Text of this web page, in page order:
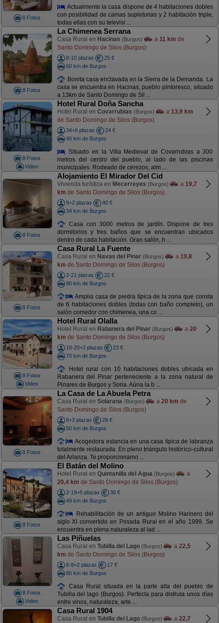
8 Fotos
Actualmente la casa dispone de 4 habitaciones dobles
con posibilidad de camas supletorias y 2 habitación triple,
todas ellas con su televisi ...
8 Fotos
La Chimenea Serrana
Casa Rural en Hacinas (Burgos) a 11 km de
Santo Domingo de Silos (Burgos)
8-10 plazas
25 €
60 km de Burgos
Bonita casa enclavada en la Sierra de la Demanda. La
casa se encuentra en Hacinas, pueblo pintoresco, situado
a 13km de Santo Domingo de Sil ...
8 Fotos
Video
Hotel Rural Doña Sancha
Hotel Rural en Covarrubias (Burgos) a 13,9 km
de Santo Domingo de Silos (Burgos)
34+6 plazas
24 €
40 km de Burgos
Situado en la Villa Medieval de Covarrubias a 300
metros del centro del pueblo, al lado de las piscinas
municipales. Rodeado de cerezos, alm ...
8 Fotos
Alojamiento El Mirador Del Cid
Vivienda turística en Mecerreyes (Burgos) a 19,7
km de Santo Domingo de Silos (Burgos)
9+2 plazas
40 €
34 km de Burgos
Casa con 3000 metros de jardín. Dispone de tres
dormitorios y tres baños que se encuentran ubicados
dentro de cada habitación. Gran salón, h ...
8 Fotos
Casa Rural La Fuente
Casa Rural en Navas del Pinar (Burgos) a 19,8
km de Santo Domingo de Silos (Burgos)
2-21 plazas
22 €
80 km de Burgos
Amplia casa de piedra típica de la zona que consta
de 6 habitaciones dobles (todas con baño completo), un
salón comedor con chimenea, una co ...
8 Fotos
Video
Hotel Rural Olalla
Hotel Rural en Rabanera del Pinar (Burgos) a 20
km de Santo Domingo de Silos (Burgos)
10-20+3 plazas
23 €
70 km de Burgos
Hotel rural con 10 habitaciones dobles ubicada en
Rabanera del Pinar perteneciente a la zona natural de
Pinares de Burgos y Soria. Aúna la b ...
8 Fotos
La Casa de La Abuela Petra
Casa Rural en Solarana (Burgos) a 20 km de
Santo Domingo de Silos (Burgos)
8+3 plazas
28 €
50 km de Burgos
Acogedora estancia en una casa típica de labranza
totalmente restaurada. En pleno triángulo histórico-cultural
del Arlanza. Te proporcionamo ...
8 Fotos
El Batán del Molino
Hotel Rural en Quintanilla del Agua (Burgos)
a
20,4 km de Santo Domingo de Silos (Burgos)
2-19+5 plazas
30 €
49 km de Burgos
Rehabilitación de un antiguo Molino Harinero del
siglo XI convertido en Posada Rural en el año 1999. Se
encuentra en plena naturaleza al lad ...
8 Fotos
Video
Las Piñuelas
Casa Rural en Tubilla del Lago (Burgos) a 22,5
km de Santo Domingo de Silos (Burgos)
6-8+2 plazas
17 €
80 km de Burgos
Casa Rural situada en la parte alta del pueblo de
Tubilla del lago (Burgos). Perfecta para disfruta unos días
entre vinos, naturaleza, arte ...
Casa Rural 1904
Casa Rural en Tubilla del Lago (Burgos) a 22,7